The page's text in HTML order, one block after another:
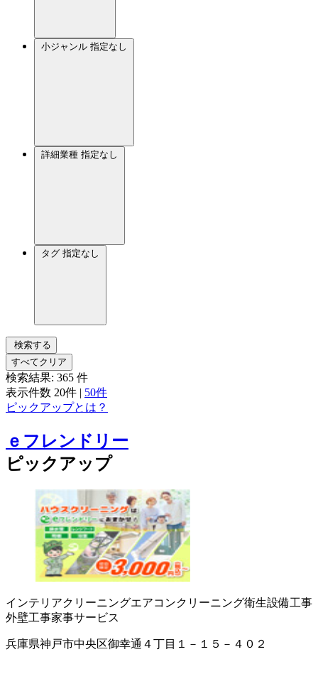
小ジャンル 指定なし
詳細業種 指定なし
タグ 指定なし
検索する
すべてクリア
検索結果: 365 件
表示件数 20件 | 50件
ピックアップとは？
ｅフレンドリー
ピックアップ
インテリアクリーニングエアコンクリーニング衛生設備工事
外壁工事家事サービス
兵庫県神戸市中央区御幸通４丁目１－１５－４０２